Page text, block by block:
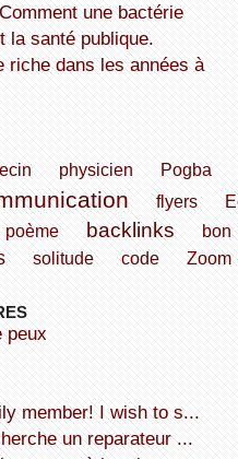
la santé publique.
physicien Pogba
flyers
poème backlinks
bon
solitude code Zoom
member! I wish to s...
un reparateur ...